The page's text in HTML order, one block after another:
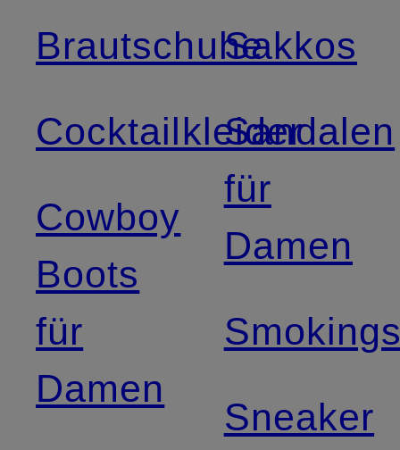
Brautschuhe
Cocktailkleider
Cowboy
Boots
für
Damen
Sakkos
Sandalen
für
Damen
Sneaker